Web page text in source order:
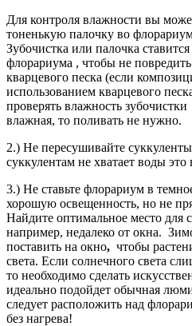
Для контроля влажности вы
тоненькую палочку во
Зубочистка или палочка
флорариума , чтобы не
кварцевого песка (если
использованием кварцевого
проверять влажность
влажная, то поливать не нужно.
2.) Не пересушивайте
суккулентам не хватает воды
3.) Не ставьте флорариум в
хорошую освещенность, но не
Найдите оптимальное место для
например, недалеко от окна.
поставить на окно, чтобы
света. Если солнечного света
то необходимо сделать
идеально подойдет обычная
следует расположить над
без нагрева!